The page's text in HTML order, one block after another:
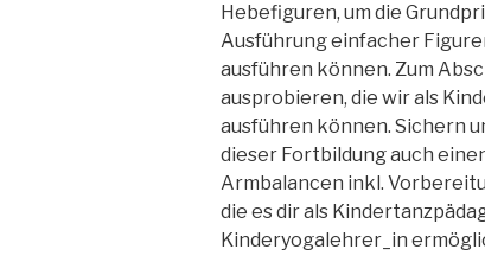
Hebefiguren, um die
Ausführung einfacher
ausführen können. Zum
ausprobieren, die wir als
ausführen können. Sichern
dieser Fortbildung auch
Armbalancen inkl.
die es dir als
Kinderyogalehrer_in